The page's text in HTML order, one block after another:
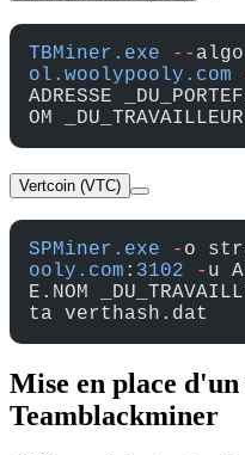
TBMiner.exe --
ol.woolypooly.com
ADRESSE
OM _DU_TRAVAILLEUR
Vertcoin (VTC)
SPMiner.exe - o
ooly.com : 3102 - u
E.NOM
ta verthash.dat
Mise en place
Teamblackminer